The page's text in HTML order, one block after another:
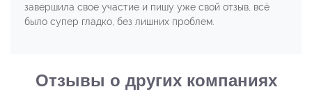
завершила свое участие и пишу уже свой отзыв, всё
было супер гладко, без лишних проблем.
Отзывы о других компаниях